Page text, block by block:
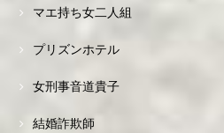
マエ持ち女二人組
プリズンホテル
女刑事音道貴子
結婚詐欺師